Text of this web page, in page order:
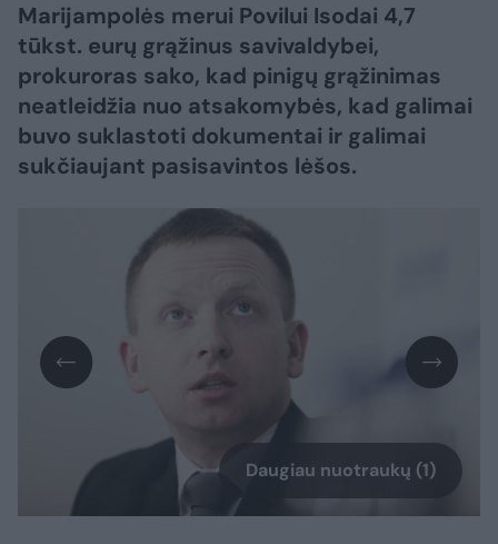
Marijampolės merui Povilui Isodai 4,7
tūkst. eurų grąžinus savivaldybei,
prokuroras sako, kad pinigų grąžinimas
neatleidžia nuo atsakomybės, kad galimai
buvo suklastoti dokumentai ir galimai
sukčiaujant pasisavintos lėšos.
Daugiau nuotraukų (1)